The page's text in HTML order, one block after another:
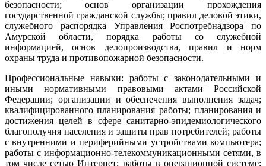
безопасности; основ организации прохождения
государственной гражданской службы; правил деловой этики,
служебного распорядка Управления Роспотребнадзора по
Амурской области, порядка работы со служебной
информацией, основ делопроизводства, правил и норм
охраны труда и противопожарной безопасности.
Профессиональные навыки: работы с законодательными и
иными нормативными правовыми актами Российской
Федерации; организации и обеспечения выполнения задач;
квалифицированного планирования работы; планирования и
достижения целей в сфере санитарно-эпидемиологического
благополучия населения и защиты прав потребителей; работы
с внутренними и периферийными устройствами компьютера;
работы с информационно-телекоммуникационными сетями, в
том числе сетью Интернет; работы в операционной системе;